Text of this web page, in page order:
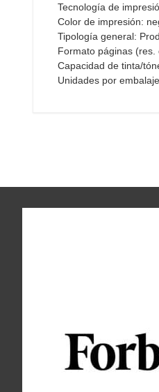
imágenes
Tecnología de
Color de impresión:
Tipología general:
Formato páginas
Capacidad de tinta/
Unidades por